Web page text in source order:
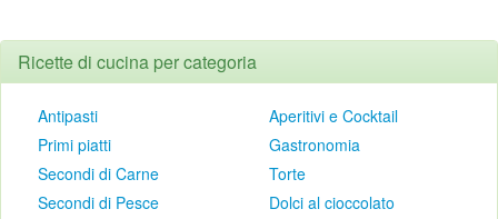
Ricette di cucina per categoria
Antipasti
Primi piatti
Secondi di Carne
Secondi di Pesce
Aperitivi e Cocktail
Gastronomia
Torte
Dolci al cioccolato